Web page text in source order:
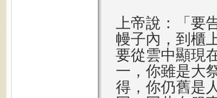
上帝說：「要
幔子內，到櫃
要從雲中顯現
一，你雖是大
得，你仍舊是